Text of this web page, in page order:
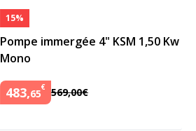
15%
Pompe immergée 4" KSM 1,50 Kw
Mono
483,65€ 569,00€